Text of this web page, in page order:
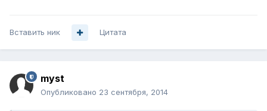
Вставить ник Цитата
myst
Опубликовано 23 сентября, 2014